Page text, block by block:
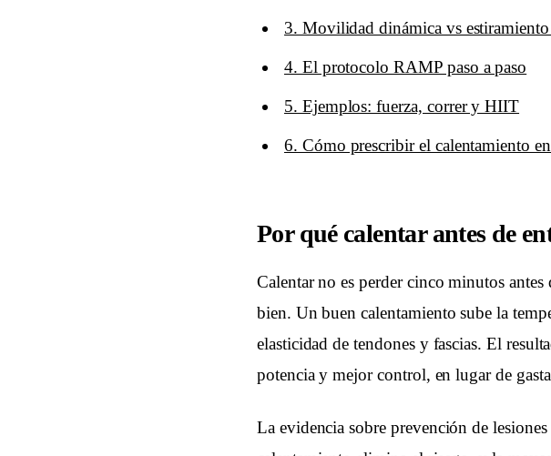
3. Movilidad dinámica vs estiramiento
4. El protocolo RAMP paso a paso
5. Ejemplos: fuerza, correr y HIIT
6. Cómo prescribir el calentamiento
Por qué calentar antes de
Calentar no es perder cinco minutos
bien. Un buen calentamiento sube la
elasticidad de tendones y fascias. El
potencia y mejor control, en lugar de
La evidencia sobre prevención de